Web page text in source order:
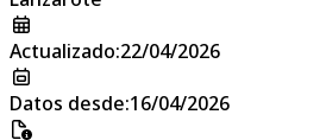
Actualizado:22/04/2026
Datos desde:16/04/2026